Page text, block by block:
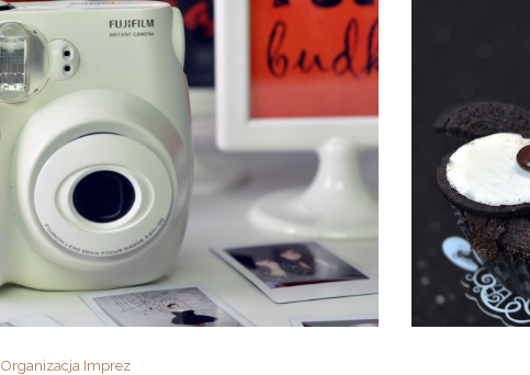
Organizacja Imprez